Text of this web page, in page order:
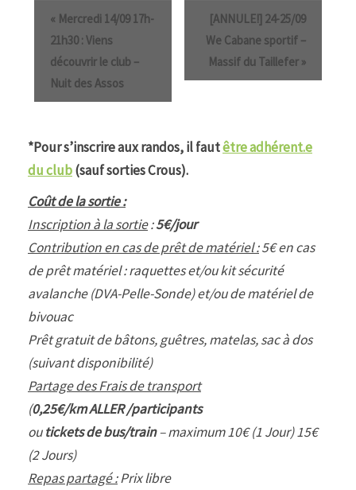
« Mercredi 14/09 17h-
21h30 : Viens
découvrir le club –
Nuit des Assos
[ANNULE!] 24-25/09
We Cabane sportif –
Massif du Taillefer »
*Pour s’inscrire aux randos, il fautêtre adhérent.e
du club(sauf sorties Crous).
Coût de la sortie :
Inscription à la sortie:5€/jour
Contribution en cas de prêt de matériel :5€ en cas
de prêt matériel : raquettes et/ou kit sécurité
avalanche (DVA-Pelle-Sonde) et/ou de matériel de
bivouac
Prêt gratuit de bâtons, guêtres, matelas, sac à dos
(suivant disponibilité)
Partage des Frais de transport
(0,25€/km ALLER /participants
outickets de bus/train– maximum 10€ (1 Jour) 15€
(2 Jours)
Repas partagé :Prix libre